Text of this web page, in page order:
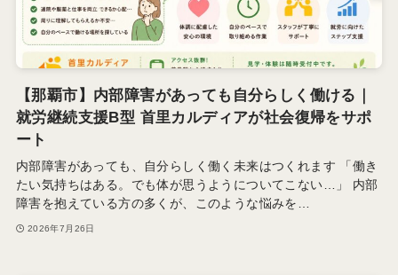
【那覇市】内部障害があっても自分らしく働ける｜
就労継続支援B型 首里カルディアが社会復帰をサポ
ート
内部障害があっても、自分らしく働く未来はつくれます 「働き
たい気持ちはある。でも体が思うようについてこない…」 内部
障害を抱えている方の多くが、このような悩みを…
2026年7月26日